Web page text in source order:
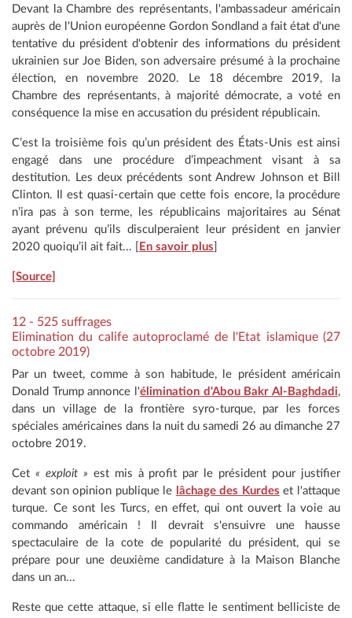
Devant la Chambre des représentants, l'ambassadeur américain
auprès de l'Union européenne Gordon Sondland a fait état d'une
tentative du président d'obtenir des informations du président
ukrainien sur Joe Biden, son adversaire présumé à la prochaine
élection, en novembre 2020. Le 18 décembre 2019, la
Chambre des représentants, à majorité démocrate, a voté en
conséquence la mise en accusation du président républicain.
C’est la troisième fois qu’un président des États-Unis est ainsi
engagé dans une procédure d’impeachment visant à sa
destitution. Les deux précédents sont Andrew Johnson et Bill
Clinton. Il est quasi-certain que cette fois encore, la procédure
n’ira pas à son terme, les républicains majoritaires au Sénat
ayant prévenu qu’ils disculperaient leur président en janvier
2020 quoiqu’il ait fait... [
En savoir plus
[Source]
12 - 525 suffrages
Elimination du calife autoproclamé de l'Etat islamique (27
octobre 2019)
Par un tweet, comme à son habitude, le président américain
Donald Trump annonce l'élimination d'Abou Bakr Al-Baghdadi,
dans un village de la frontière syro-turque, par les forces
spéciales américaines dans la nuit du samedi 26 au dimanche 27
octobre 2019.
Cet « exploit » est mis à profit par le président pour justifier
devant son opinion publique le lâchage des Kurdes et l'attaque
turque. Ce sont les Turcs, en effet, qui ont ouvert la voie au
commando américain ! Il devrait s'ensuivre une hausse
spectaculaire de la cote de popularité du président, qui se
prépare pour une deuxième candidature à la Maison Blanche
dans un an...
Reste que cette attaque, si elle flatte le sentiment belliciste de